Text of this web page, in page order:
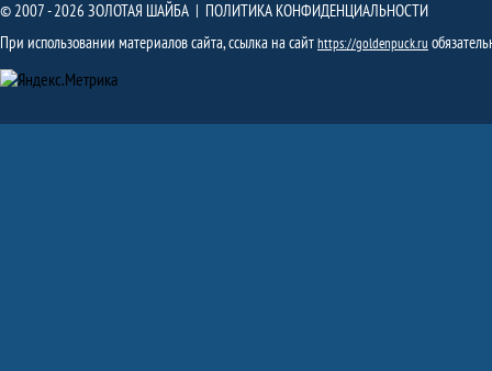
© 2007 - 2026 ЗОЛОТАЯ ШАЙБА | ПОЛИТИКА КОНФИДЕНЦИАЛЬНОСТИ
При использовании материалов сайта, ссылка на сайтhttps://goldenpuck.ru